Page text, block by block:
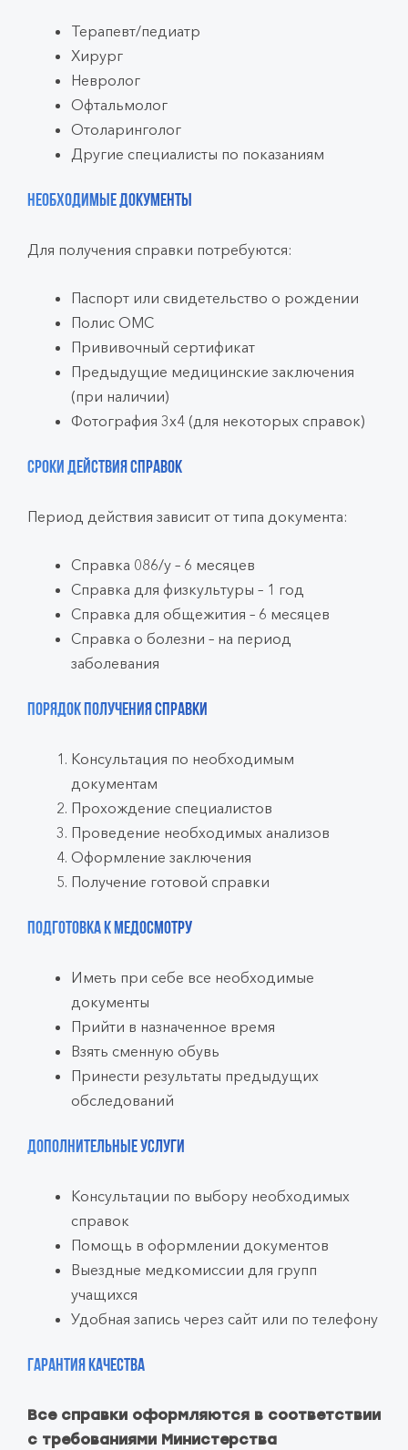
Терапевт/педиатр
Хирург
Невролог
Офтальмолог
Отоларинголог
Другие специалисты по показаниям
Необходимые документы
Для получения справки потребуются:
Паспорт или свидетельство о рождении
Полис ОМС
Прививочный сертификат
Предыдущие медицинские заключения
(при наличии)
Фотография 3х4 (для некоторых справок)
Сроки действия справок
Период действия зависит от типа документа:
Справка 086/у – 6 месяцев
Справка для физкультуры – 1 год
Справка для общежития – 6 месяцев
Справка о болезни – на период
заболевания
Порядок получения справки
Консультация по необходимым
документам
Прохождение специалистов
Проведение необходимых анализов
Оформление заключения
Получение готовой справки
Подготовка к медосмотру
Иметь при себе все необходимые
документы
Прийти в назначенное время
Взять сменную обувь
Принести результаты предыдущих
обследований
Дополнительные услуги
Консультации по выбору необходимых
справок
Помощь в оформлении документов
Выездные медкомиссии для групп
учащихся
Удобная запись через сайт или по телефону
Гарантия качества
Все справки оформляются в соответствии
с требованиями Министерства